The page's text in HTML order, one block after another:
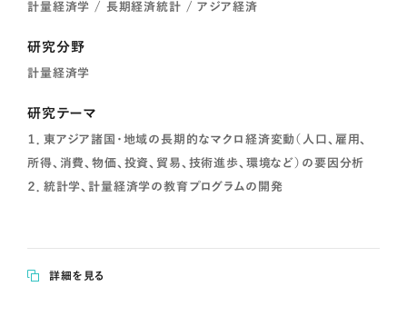
計量経済学 / 長期経済統計 / アジア経済
研究分野
計量経済学
研究テーマ
１．東アジア諸国・地域の長期的なマクロ経済変動（人口、雇用、
所得、消費、物価、投資、貿易、技術進歩、環境など）の要因分析
２．統計学、計量経済学の教育プログラムの開発
詳細を見る